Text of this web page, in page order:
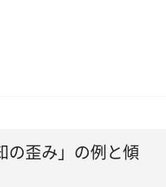
の歪み」の例と傾